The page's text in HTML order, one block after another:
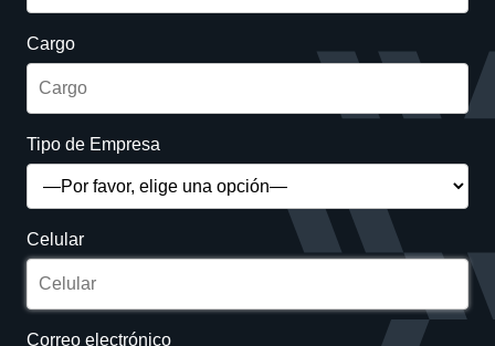
Cargo
Tipo de Empresa
Celular
Correo electrónico